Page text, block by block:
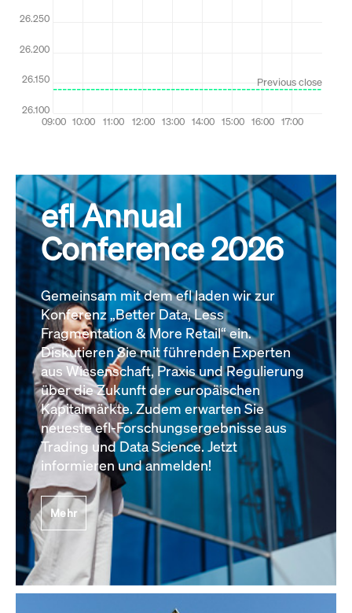
efl Annual
Conference 2026
Gemeinsam mit dem efl laden wir zur
Konferenz „Better Data, Less
Fragmentation & More Retail“ ein.
Diskutieren Sie mit führenden Experten
aus Wissenschaft, Praxis und Regulierung
über die Zukunft der europäischen
Kapitalmärkte. Zudem erwarten Sie
neueste efl-Forschungsergebnisse aus
Trading und Data Science. Jetzt
informieren und anmelden!
Mehr